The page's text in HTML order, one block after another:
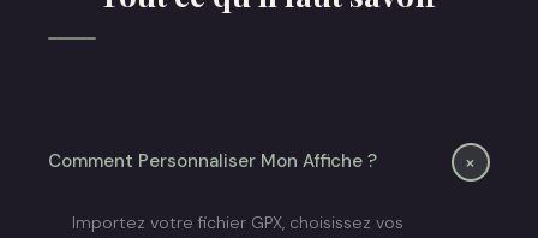
Comment Personnaliser Mon Affiche ? +
Importez votre fichier GPX, choisissez vos